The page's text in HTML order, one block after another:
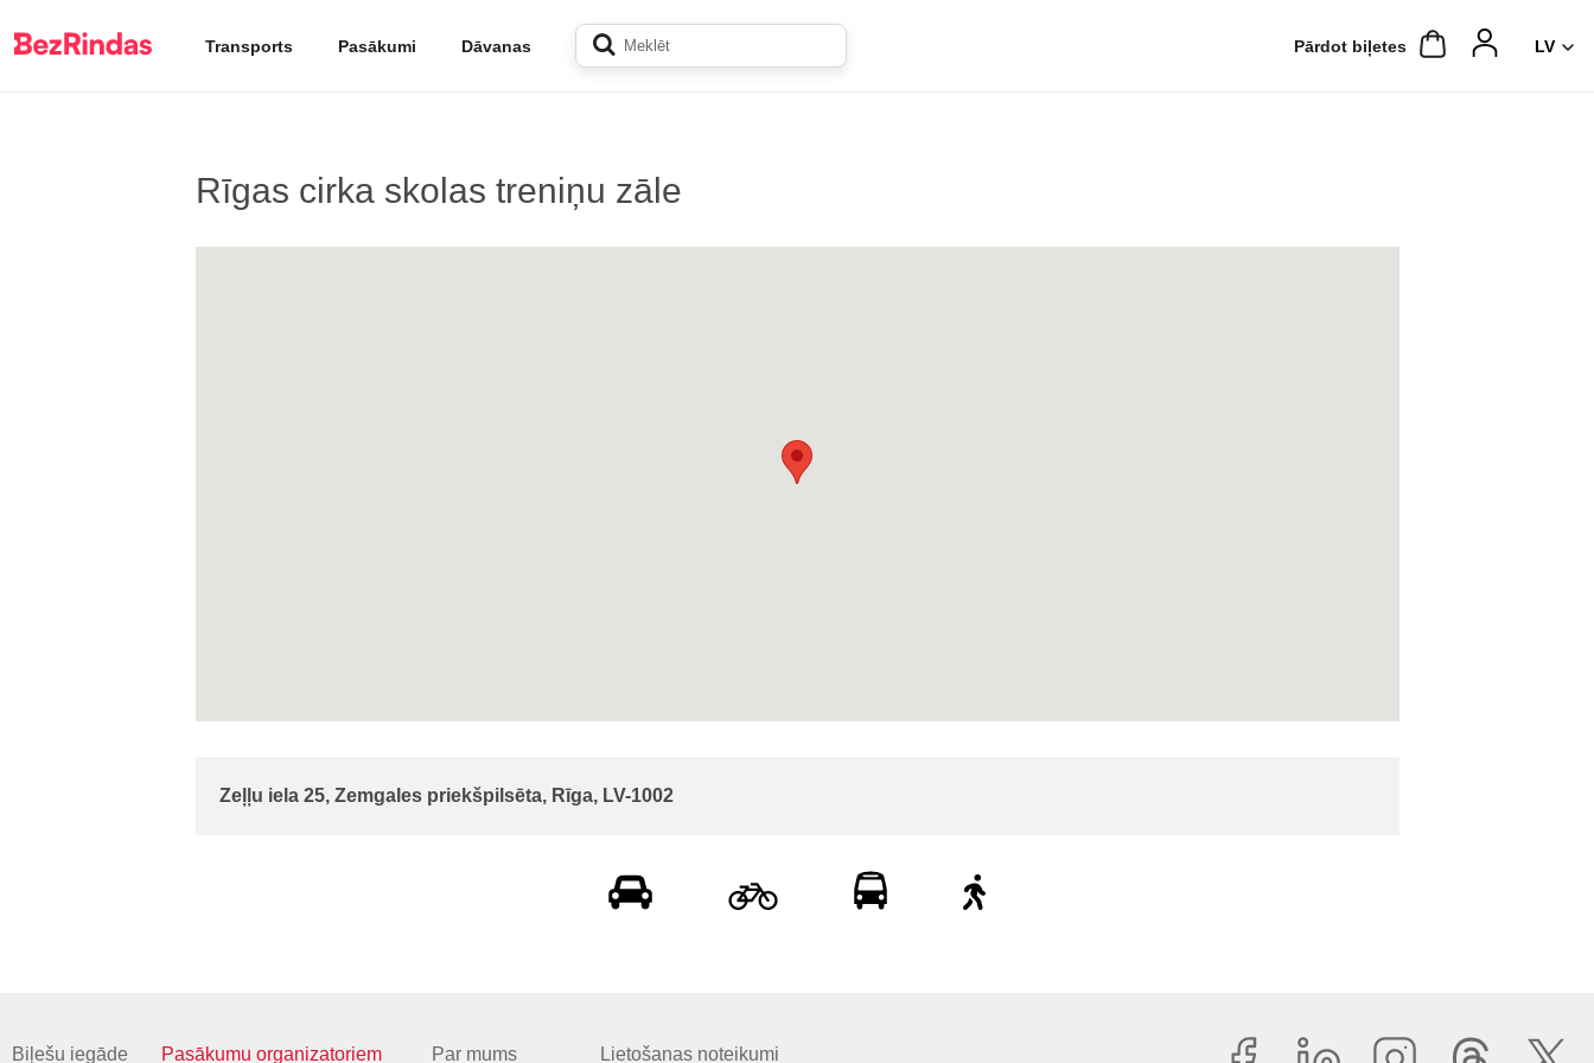
Transports Pasākumi Dāvanas Pārdot biļetes
Rīgas cirka skolas treniņu zāle
Zeļļu iela 25, Zemgales priekšpilsēta, Rīga, LV-1002
Biļešu iegāde Pasākumu organizatoriem Par mums Lietošanas noteikumi